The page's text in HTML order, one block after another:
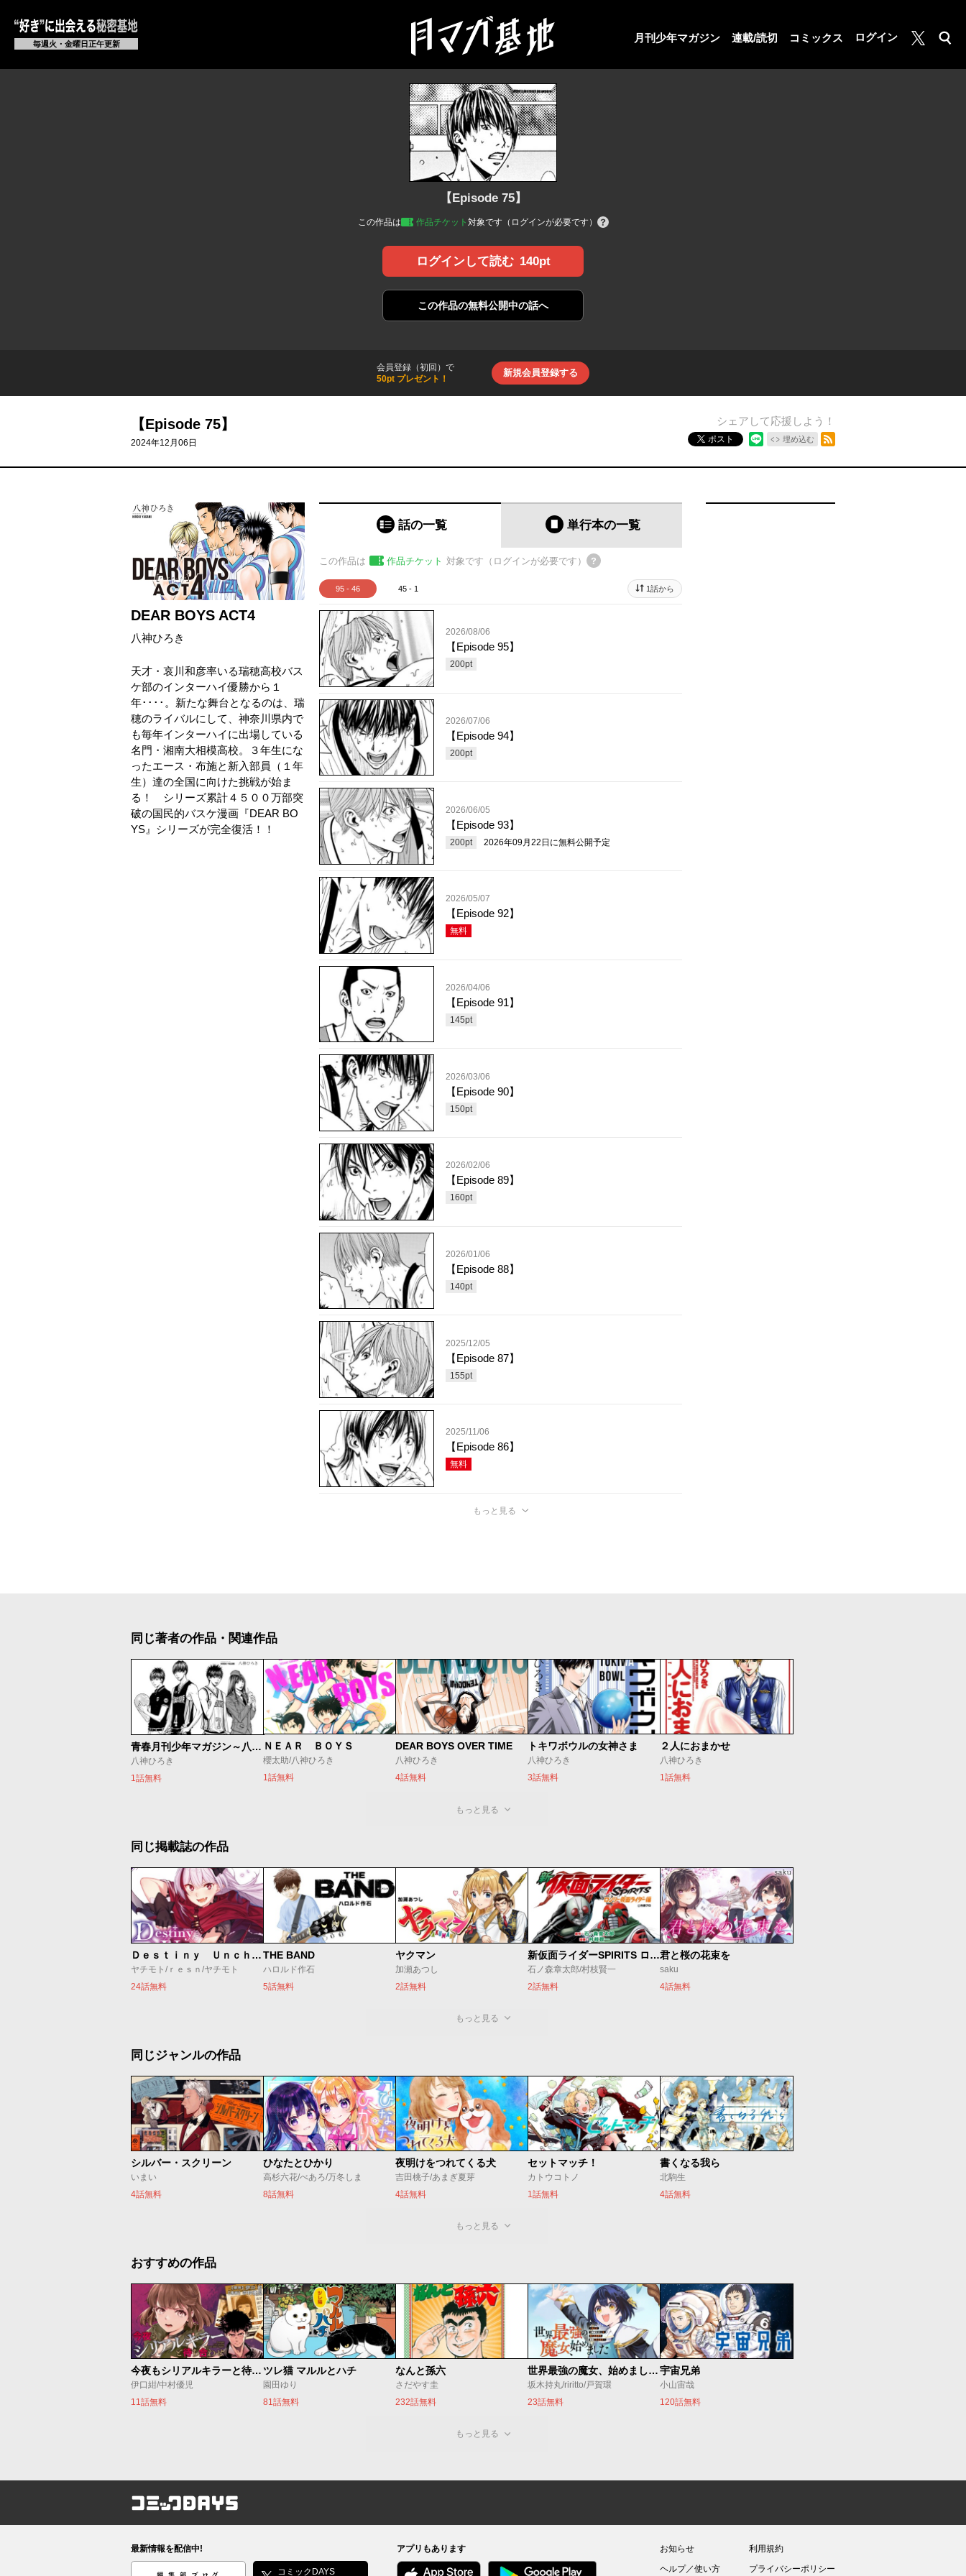
毎週火・金曜日正午更新
月刊少年マガジン 連載/読切 コミックス ログイン
月マガ基地
検索
【Episode 75】
この作品は 作品チケット 対象です（ログインが必要です）
ログインして読む 140pt
この作品の無料公開中の話へ
会員登録（初回）で
50pt プレゼント！
新規会員登録する
【Episode 75】
2024年12月06日
シェアして応援しよう！
ポスト 埋め込む
DEAR BOYS ACT4
八神ひろき
天才・哀川和彦率いる瑞穂高校バス
ケ部のインターハイ優勝から１
年････。新たな舞台となるのは、瑞
穂のライバルにして、神奈川県内で
も毎年インターハイに出場している
名門・湘南大相模高校。３年生にな
ったエース・布施と新入部員（１年
生）達の全国に向けた挑戦が始ま
る！ シリーズ累計４５００万部突
破の国民的バスケ漫画『DEAR BO
YS』シリーズが完全復活！！
話の一覧 単行本の一覧
この作品は 作品チケット 対象です（ログインが必要です）
95 - 46 45 - 1 1話から
2026/08/06
【Episode 95】
200pt
2026/07/06
【Episode 94】
200pt
2026/06/05
【Episode 93】
200pt 2026年09月22日 に無料公開予定
2026/05/07
【Episode 92】
無料
2026/04/06
【Episode 91】
145pt
2026/03/06
【Episode 90】
150pt
2026/02/06
【Episode 89】
160pt
2026/01/06
【Episode 88】
140pt
2025/12/05
【Episode 87】
155pt
2025/11/06
【Episode 86】
無料
もっと見る
同じ著者の作品・関連作品
青春月刊少年マガジン～八神デビュー秘話～
八神ひろき
1話無料
ＮＥＡＲ ＢＯＹＳ
櫻太助/八神ひろき
1話無料
DEAR BOYS OVER TIME
八神ひろき
4話無料
トキワボウルの女神さま
八神ひろき
3話無料
２人におまかせ
八神ひろき
1話無料
もっと見る
同じ掲載誌の作品
Ｄｅｓｔｉｎｙ Ｕｎｃｈａｉｎ Ｏｎｌｉｎｅ 吸血鬼少女となって、やがて『赤の魔王』と呼ばれるようになりました
ヤチモト/ｒｅｓｎ/ヤチモト
24話無料
THE BAND
ハロルド作石
5話無料
ヤクマン
加瀬あつし
2話無料
新仮面ライダーSPIRITS ロンリー仮面ライダー編
石ノ森章太郎/村枝賢一
2話無料
君と桜の花束を
saku
4話無料
もっと見る
同じジャンルの作品
シルバー・スクリーン
いまい
4話無料
ひなたとひかり
高杉六花/べあろ/万冬しま
8話無料
夜明けをつれてくる犬
吉田桃子/あまぎ夏芽
4話無料
セットマッチ！
カトウコトノ
1話無料
書くなる我ら
北駒生
4話無料
もっと見る
おすすめの作品
今夜もシリアルキラーと待ち合わせ
伊口紺/中村優児
11話無料
ツレ猫 マルルとハチ
園田ゆり
81話無料
なんと孫六
さだやす圭
232話無料
世界最強の魔女、始めました ～私だけ『攻略サイト』を見れる世界で自由に生きます～
坂木持丸/riritto/戸賀環
23話無料
宇宙兄弟
小山宙哉
120話無料
もっと見る
コミックDAYS
最新情報を配信中!
編集部ブログ コミックDAYS
アプリもあります
お知らせ
ヘルプ／使い方
利用規約
プライバシーポリシー